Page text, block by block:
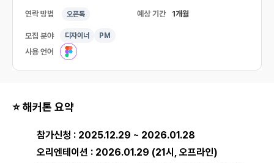
연락 방법 오픈톡 예상 기간 1개월
모집 분야 디자이너 PM
사용 언어
⭐해커톤 요약
참가신청 : 2025.12.29 ~ 2026.01.28
오리엔테이션 : 2026.01.29 (21시, 오프라인)